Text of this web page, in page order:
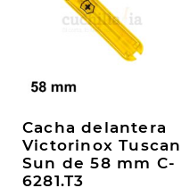
Cacha delantera
Victorinox Tuscan
Sun de 58 mm C-
6281.T3